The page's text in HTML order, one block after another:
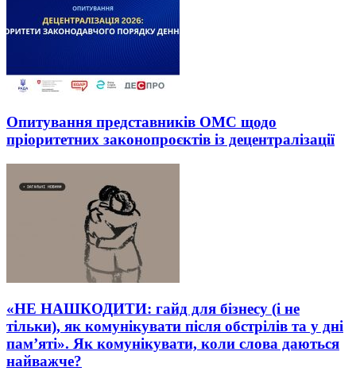
Опитування представників ОМС щодо
пріоритетних законопроєктів із децентралізації
«НЕ НАШКОДИТИ: гайд для бізнесу (і не
тільки), як комунікувати після обстрілів та у дні
пам’яті». Як комунікувати, коли слова даються
найважче?